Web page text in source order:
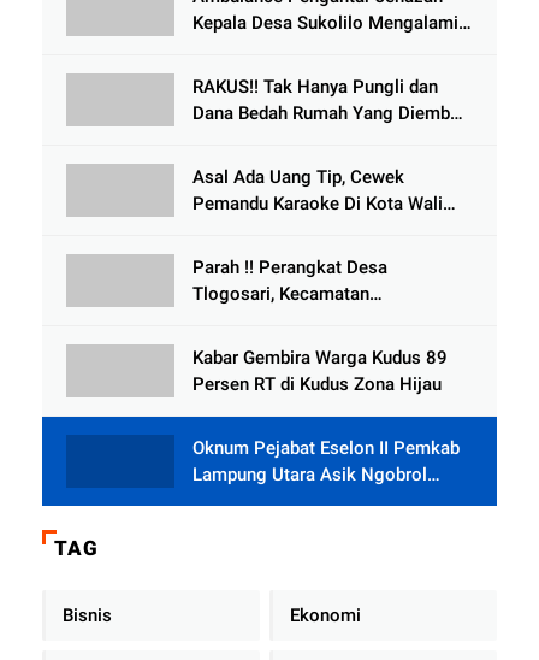
Kepala Desa Sukolilo Mengalami
Meninggal Dunia
RAKUS!! Tak Hanya Pungli dan
Dana Bedah Rumah Yang Diembat,
Tlogowungu, di Duga
Selewengkan Bantuan Mushola
Asal Ada Uang Tip, Cewek
Pemandu Karaoke Di Kota Wali
Parah !! Perangkat Desa
Tlogosari, Kecamatan
Rumah dari BAZNAS
Kabar Gembira Warga Kudus 89
Persen RT di Kudus Zona Hijau
Oknum Pejabat Eselon II Pemkab
Lampung Utara Asik Ngobrol
Dengan Teman Kencan Wanitanya
TAG
Bisnis Ekonomi